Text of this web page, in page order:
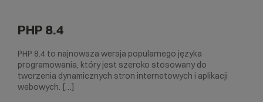
PHP 8.4
PHP 8.4 to najnowsza wersja popularnego języka
programowania, który jest szeroko stosowany do
tworzenia dynamicznych stron internetowych i aplikacji
webowych. […]